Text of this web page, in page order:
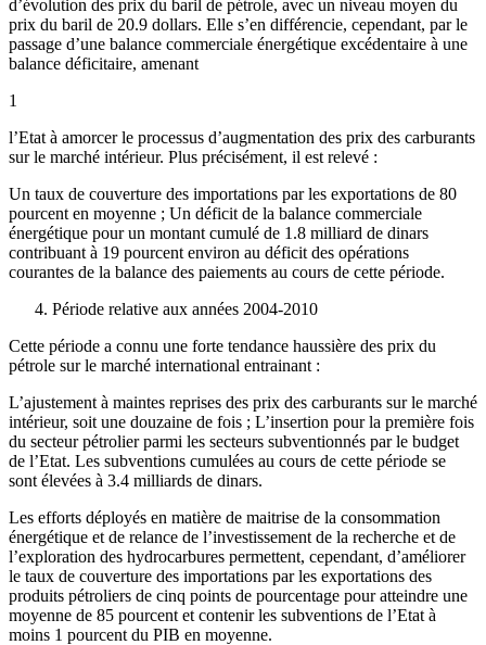
d’évolution des prix du baril de pétrole, avec un niveau moyen du
prix du baril de 20.9 dollars. Elle s’en différencie, cependant, par le
passage d’une balance commerciale énergétique excédentaire à une
balance déficitaire, amenant
1
l’Etat à amorcer le processus d’augmentation des prix des carburants
sur le marché intérieur. Plus précisément, il est relevé :
Un taux de couverture des importations par les exportations de 80
pourcent en moyenne ; Un déficit de la balance commerciale
énergétique pour un montant cumulé de 1.8 milliard de dinars
contribuant à 19 pourcent environ au déficit des opérations
courantes de la balance des paiements au cours de cette période.
Période relative aux années 2004-2010
Cette période a connu une forte tendance haussière des prix du
pétrole sur le marché international entrainant :
L’ajustement à maintes reprises des prix des carburants sur le marché
intérieur, soit une douzaine de fois ; L’insertion pour la première fois
du secteur pétrolier parmi les secteurs subventionnés par le budget
de l’Etat. Les subventions cumulées au cours de cette période se
sont élevées à 3.4 milliards de dinars.
Les efforts déployés en matière de maitrise de la consommation
énergétique et de relance de l’investissement de la recherche et de
l’exploration des hydrocarbures permettent, cependant, d’améliorer
le taux de couverture des importations par les exportations des
produits pétroliers de cinq points de pourcentage pour atteindre une
moyenne de 85 pourcent et contenir les subventions de l’Etat à
moins 1 pourcent du PIB en moyenne.